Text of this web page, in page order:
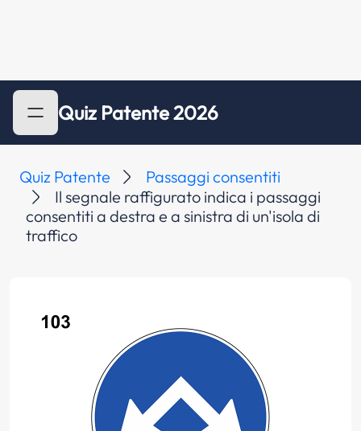
Quiz Patente 2026
Quiz Patente
Passaggi consentiti
Il segnale raffigurato indica i passaggi
consentiti a destra e a sinistra di un'isola di
traffico